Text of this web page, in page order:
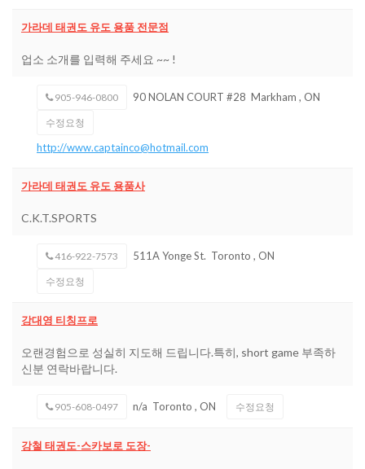
가라데 태권도 유도 용품 전문점
업소 소개를 입력해 주세요 ~~ !
905-946-0800 90 NOLAN COURT #28 Markham , ON
수정요청
http://www.captainco@hotmail.com
가라데 태권도 유도 용품사
C.K.T.SPORTS
416-922-7573 511A Yonge St. Toronto , ON
수정요청
강대영 티칭프로
오랜경험으로 성실히 지도해 드립니다.특히, short game 부족하
신분 연락바랍니다.
905-608-0497 n/a Toronto , ON 수정요청
강철 태권도-스카보로 도장-